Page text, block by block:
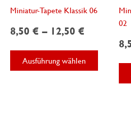
Miniatur-Tapete Klassik 06
8,50 € – 12,50 €
Ausführung wählen
Dieses
Produkt
02